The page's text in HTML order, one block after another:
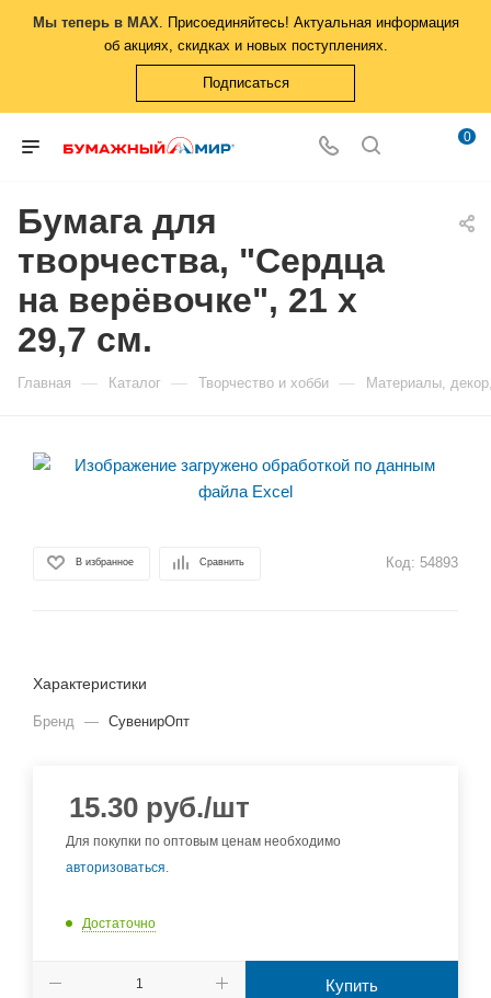
Мы теперь в MAX. Присоединяйтесь! Актуальная информация
об акциях, скидках и новых поступлениях.
Подписаться
0
Бумага для
творчества, "Сердца
на верёвочке", 21 х
29,7 см.
Главная — Каталог — Творчество и хобби — Материалы,
В избранное Сравнить Код: 54893
Характеристики
Бренд — СувенирОпт
15.30 руб./шт
Для покупки по оптовым ценам необходимо
авторизоваться.
Достаточно
Купить